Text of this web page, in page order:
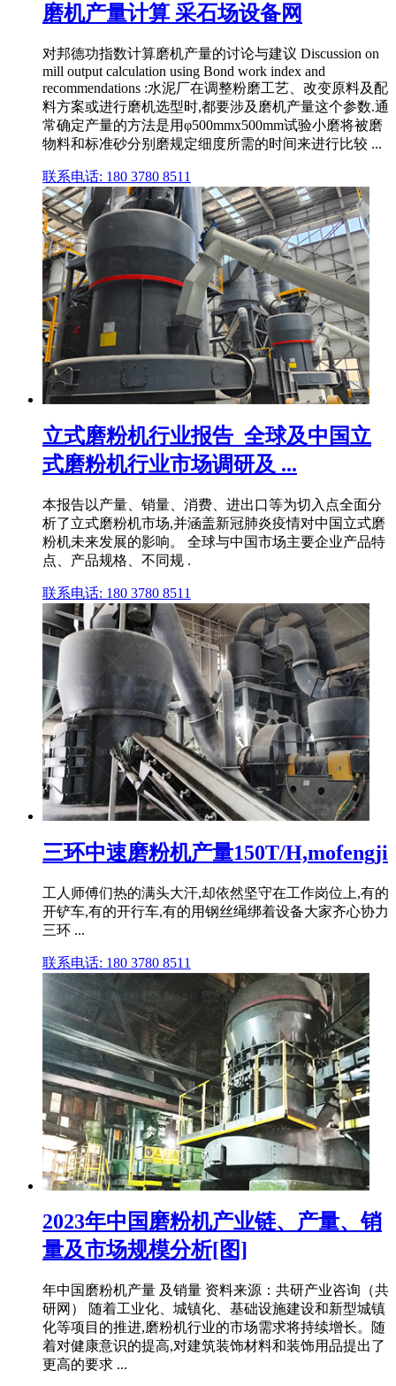
磨机产量计算 采石场设备网
对邦德功指数计算磨机产量的讨论与建议 Discussion on
mill output calculation using Bond work index and
recommendations :水泥厂在调整粉磨工艺、改变原料及配
料方案或进行磨机选型时,都要涉及磨机产量这个参数.通
常确定产量的方法是用φ500mmx500mm试验小磨将被磨
物料和标准砂分别磨规定细度所需的时间来进行比较 ...
联系电话: 180 3780 8511
立式磨粉机行业报告_全球及中国立
式磨粉机行业市场调研及 ...
本报告以产量、销量、消费、进出口等为切入点全面分
析了立式磨粉机市场,并涵盖新冠肺炎疫情对中国立式磨
粉机未来发展的影响。 全球与中国市场主要企业产品特
点、产品规格、不同规 .
联系电话: 180 3780 8511
三环中速磨粉机产量150T/H,mofengji
工人师傅们热的满头大汗,却依然坚守在工作岗位上,有的
开铲车,有的开行车,有的用钢丝绳绑着设备大家齐心协力
三环 ...
联系电话: 180 3780 8511
2023年中国磨粉机产业链、产量、销
量及市场规模分析[图]
年中国磨粉机产量 及销量 资料来源：共研产业咨询（共
研网） 随着工业化、城镇化、基础设施建设和新型城镇
化等项目的推进,磨粉机行业的市场需求将持续增长。随
着对健康意识的提高,对建筑装饰材料和装饰用品提出了
更高的要求 ...